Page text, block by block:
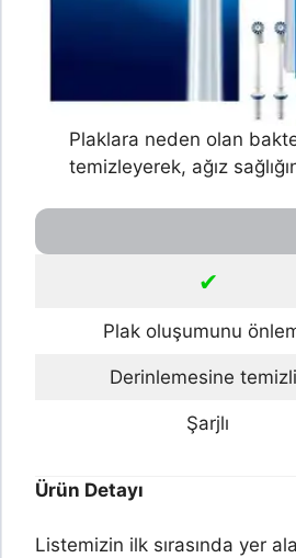
Plaklara neden olan
temizleyerek, ağız
✔
Plak oluşumunu
Derinlemesine
Şarjlı
Ürün Detayı
Listemizin ilk sırasında yer